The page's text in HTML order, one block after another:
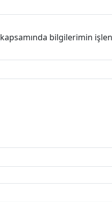
kapsamında bilgilerimin